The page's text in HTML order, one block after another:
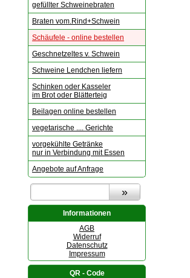
gefüllter Schweinebraten
Braten vom.Rind+Schwein
Schäufele - online bestellen
Geschnetzeltes v. Schwein
Schweine Lendchen liefern
Schinken oder Kasseler
im Brot oder Blätterteig
Beilagen online bestellen
vegetarische .... Gerichte
vorgekühlte Getränke
nur in Verbindung mit Essen
Angebote auf Anfrage
Informationen
AGB
Widerruf
Datenschutz
Impressum
QR - Code